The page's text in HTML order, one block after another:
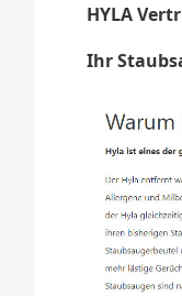
HYLA
Ihr